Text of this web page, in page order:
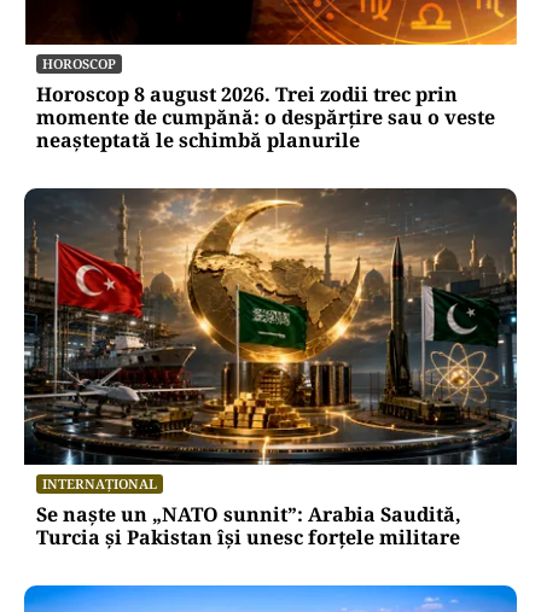
HOROSCOP
Horoscop 8 august 2026. Trei zodii trec prin
momente de cumpănă: o despărțire sau o veste
neașteptată le schimbă planurile
INTERNAȚIONAL
Se naște un „NATO sunnit”: Arabia Saudită,
Turcia și Pakistan își unesc forțele militare